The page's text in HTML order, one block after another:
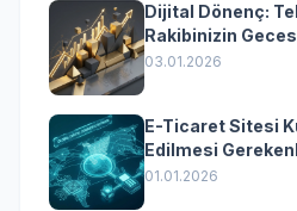
Dijital Dönenç:
Rakibinizin
(Kurumsal
03.01.2026
E-Ticaret Sitesi
Edilmesi
01.01.2026